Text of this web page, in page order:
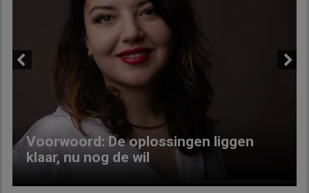
Voorwoord: De oplossingen liggen
klaar, nu nog de wil